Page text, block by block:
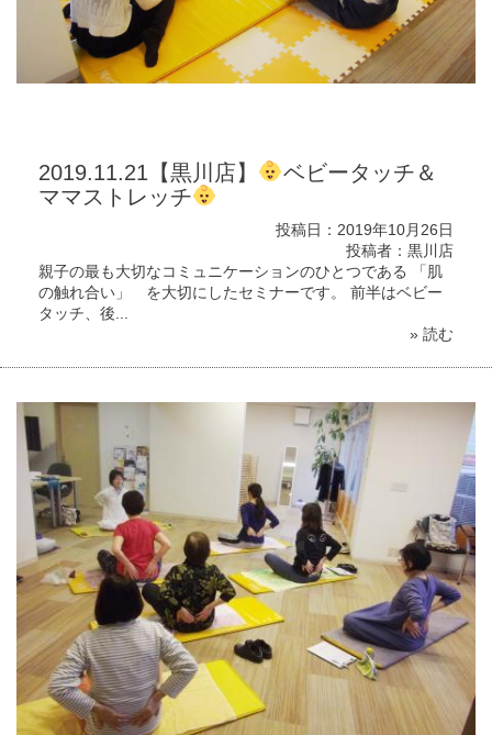
2019.11.21【黒川店】
ベビータッチ＆
ママストレッチ
投稿日：2019年10月26日
投稿者：黒川店
親子の最も大切なコミュニケーションのひとつである 「肌
の触れ合い」 を大切にしたセミナーです。 前半はベビー
タッチ、後...
» 読む